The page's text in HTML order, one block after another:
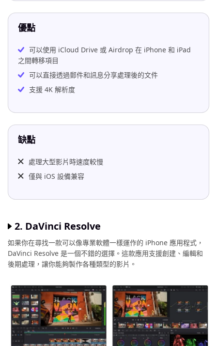
優點
可以使用 iCloud Drive 或 Airdrop 在 iPhone 和 iPad
之間轉移項目
可以直接透過郵件和訊息分享處理後的文件
支援 4K 解析度
缺點
處理大型影片時速度較慢
僅與 iOS 設備兼容
2. DaVinci Resolve
如果你在尋找一款可以像專業軟體一樣運作的 iPhone 應用程式，
DaVinci Resolve 是一個不錯的選擇。這款應用支援創建、編輯和
後期處理，讓你能夠製作各種類型的影片。